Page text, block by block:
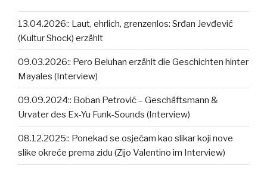
13.04.2026:: Laut, ehrlich, grenzenlos: Srđan Jevđević
(Kultur Shock) erzählt
09.03.2026:: Pero Beluhan erzählt die Geschichten hinter
Mayales (Interview)
09.09.2024:: Boban Petrović – Geschäftsmann &
Urvater des Ex-Yu Funk-Sounds (Interview)
08.12.2025:: Ponekad se osjećam kao slikar koji nove
slike okreće prema zidu (Zijo Valentino im Interview)